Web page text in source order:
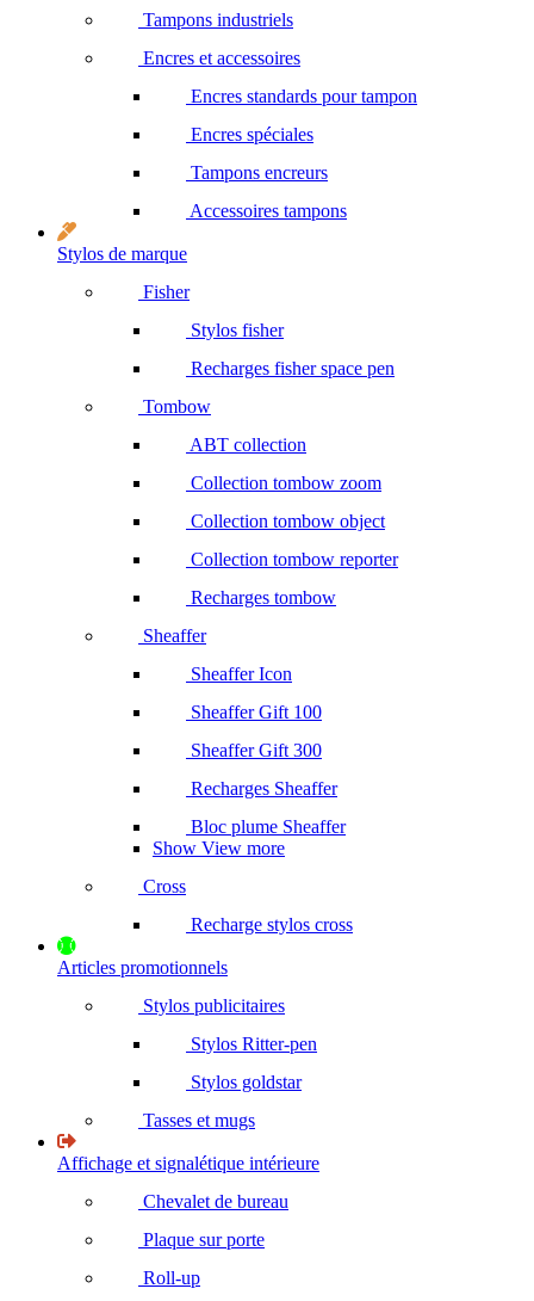
Tampons industriels
Encres et accessoires
Encres standards pour tampon
Encres spéciales
Tampons encreurs
Accessoires tampons
Stylos de marque
Fisher
Stylos fisher
Recharges fisher space pen
Tombow
ABT collection
Collection tombow zoom
Collection tombow object
Collection tombow reporter
Recharges tombow
Sheaffer
Sheaffer Icon
Sheaffer Gift 100
Sheaffer Gift 300
Recharges Sheaffer
Bloc plume Sheaffer
Show View more
Cross
Recharge stylos cross
Articles promotionnels
Stylos publicitaires
Stylos Ritter-pen
Stylos goldstar
Tasses et mugs
Affichage et signalétique intérieure
Chevalet de bureau
Plaque sur porte
Roll-up